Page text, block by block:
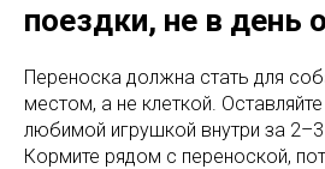
поездки, не в день
Переноска должна стать для
местом, а не клеткой.
любимой игрушкой внутри за
Кормите рядом с переноской,